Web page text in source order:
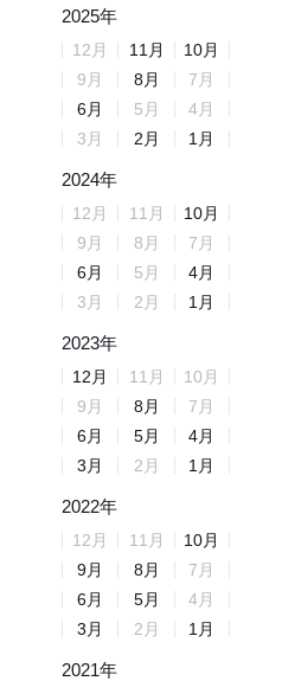
2025年
12 月 11 月 10月
9 月 8 月 7 月
6月 5 月 4月
3 月 2 月 1 月
2024年
12 月 11 月 10月
9 月 8 月 7 月
6月 5 月 4月
3 月 2 月 1 月
2023年
12 月 11 月 10 月
9 月 8 月 7 月
6月 5月 4月
3 月 2 月 1 月
2022年
12 月 11 月 10月
9月 8 月 7 月
6月 5月 4月
3 月 2 月 1 月
2021年